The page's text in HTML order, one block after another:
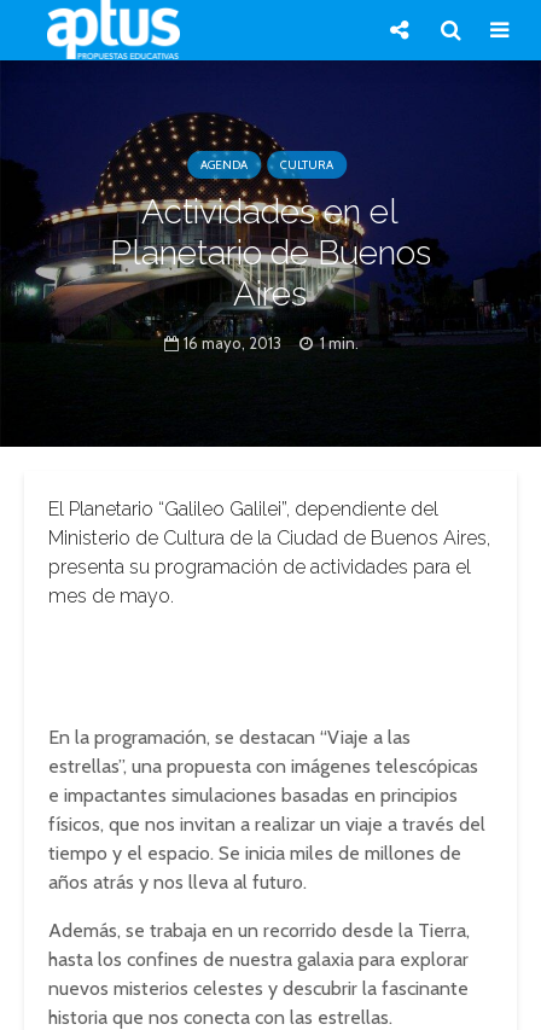
AGENDA CULTURA
Actividades en el
Planetario de Buenos
Aires
16 mayo, 2013 1 min.
El Planetario “Galileo Galilei”, dependiente del
Ministerio de Cultura de la Ciudad de Buenos Aires,
presenta su programación de actividades para el
mes de mayo.
En la programación, se destacan “Viaje a las
estrellas”, una propuesta con imágenes telescópicas
e impactantes simulaciones basadas en principios
físicos, que nos invitan a realizar un viaje a través del
tiempo y el espacio. Se inicia miles de millones de
años atrás y nos lleva al futuro.
Además, se trabaja en un recorrido desde la Tierra,
hasta los confines de nuestra galaxia para explorar
nuevos misterios celestes y descubrir la fascinante
historia que nos conecta con las estrellas.